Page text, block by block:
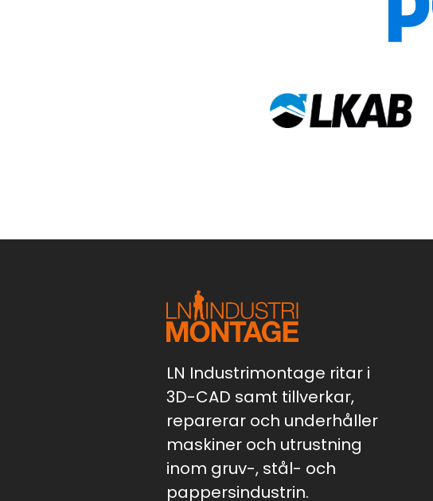
LN Industrimontage ritar i
3D-CAD samt tillverkar,
reparerar och underhåller
maskiner och utrustning
inom gruv-, stål- och
pappersindustrin.